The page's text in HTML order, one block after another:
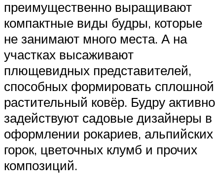
преимущественно выращивают
компактные виды будры, которые
не занимают много места. А на
участках высаживают
плющевидных представителей,
способных формировать сплошной
растительный ковёр. Будру активно
задействуют садовые дизайнеры в
оформлении рокариев, альпийских
горок, цветочных клумб и прочих
композиций.